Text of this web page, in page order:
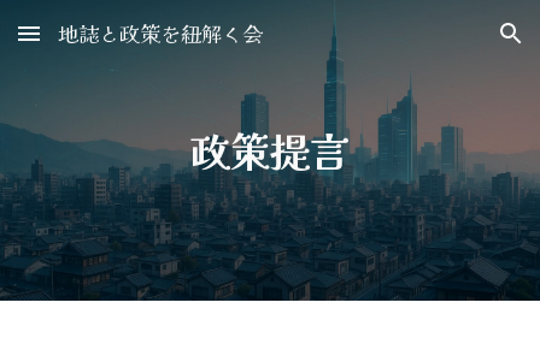
Skip to main content Skip to navigation
地誌と政策を紐解く会
政策提言